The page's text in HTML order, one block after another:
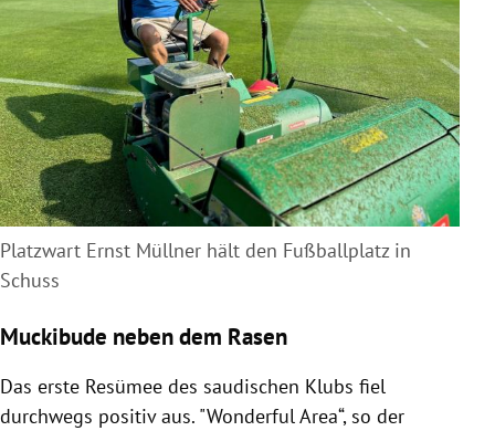
Platzwart Ernst Müllner hält den Fußballplatz in
Schuss
Muckibude neben dem Rasen
Das erste Resümee des saudischen Klubs fiel
durchwegs positiv aus. "Wonderful Area“, so der